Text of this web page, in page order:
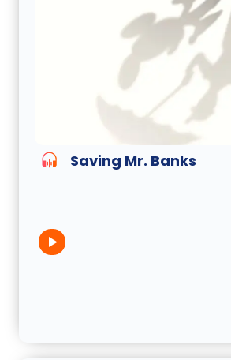
Saving Mr. Banks